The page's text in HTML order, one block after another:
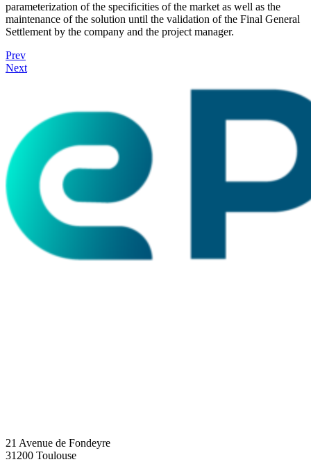
parameterization of the specificities of the market as well as the
maintenance of the solution until the validation of the Final General
Settlement by the company and the project manager.
Prev
Next
21 Avenue de Fondeyre
31200 Toulouse